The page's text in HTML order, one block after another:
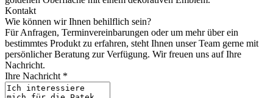
Kontakt
Wie können wir Ihnen behilflich sein?
Für Anfragen, Terminvereinbarungen oder um mehr über ein
bestimmtes Produkt zu erfahren, steht Ihnen unser Team gerne mit
persönlicher Beratung zur Verfügung. Wir freuen uns auf Ihre
Nachricht.
Ihre Nachricht *